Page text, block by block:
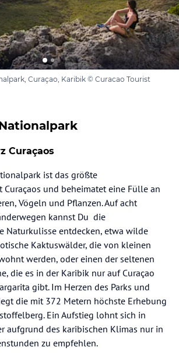
Curaçao, Karibik © Curacao Tourist
Curaçaos
ist das größte
Curaçaos und beheimatet eine Fülle an
Vögeln und Pflanzen. Auf acht
kannst Du die
Naturkulisse entdecken, etwa wilde
Kaktuswälder, die von kleinen
werden, oder einen der seltenen
die es in der Karibik nur auf Curaçao
gibt. Im Herzen des Parks und
die mit 372 Metern höchste Erhebung
Ein Aufstieg lohnt sich in
aufgrund des karibischen Klimas nur in
zu empfehlen.